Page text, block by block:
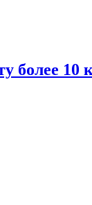
более 10